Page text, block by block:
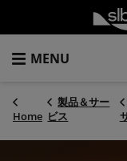
MENU
Home
製品＆サー
ビス